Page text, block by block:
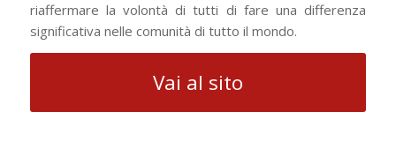
riaffermare la volontà di tutti di fare una differenza
significativa nelle comunità di tutto il mondo.
Vai al sito